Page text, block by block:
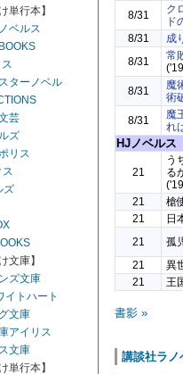
単行本】
ベルス
ターノベル
芸
ズ
リス
ス
ズ
文庫】
ズ文庫
イトハート
文庫
アイリス
文庫
単行本】
8/31
ク
ド
8/31
成
8/31
常
8/31
魔
術
8/31
魔
れ
HJノベルス
21
う
る
21 槍
21
日
21
孤
21
異
21
王
書影 »
講談社ラノ